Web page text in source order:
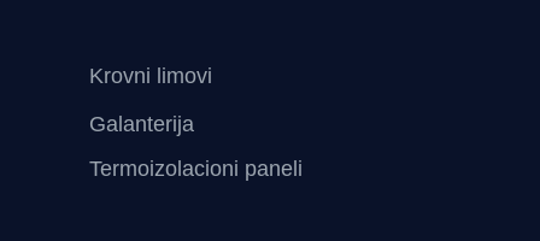
Krovni limovi
Galanterija
Termoizolacioni paneli